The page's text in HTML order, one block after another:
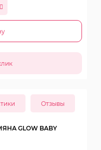
Отзывы
GLOW BABY